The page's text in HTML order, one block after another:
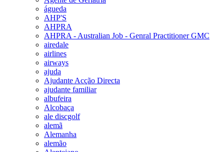
águeda
AHP'S
AHPRA
AHPRA - Australian Job - Genral Practitioner GMC
airedale
airlines
airways
ajuda
Ajudante Acção Directa
ajudante familiar
albufeira
Alcobaça
ale discgolf
alemã
Alemanha
alemão